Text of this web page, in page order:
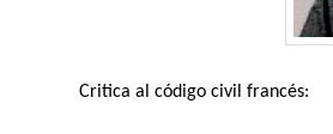
Critica al código civil francés: